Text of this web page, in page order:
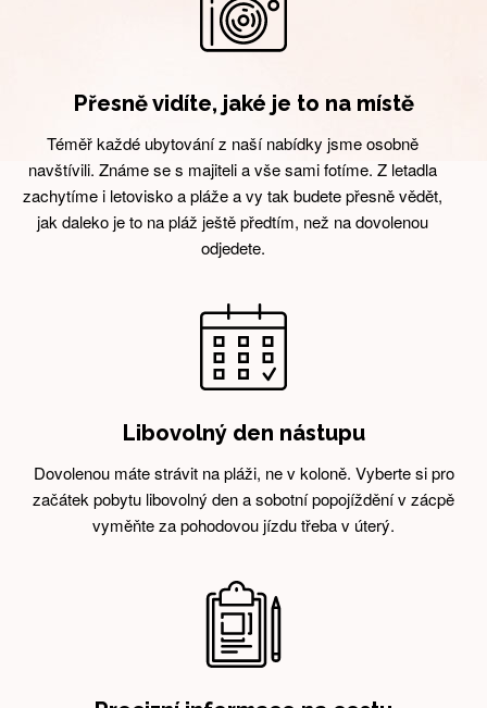
Přesně vidíte, jaké je to na místě
Téměř každé ubytování z naší nabídky jsme osobně
navštívili. Známe se s majiteli a vše sami fotíme. Z letadla
zachytíme i letovisko a pláže a vy tak budete přesně vědět,
jak daleko je to na pláž ještě předtím, než na dovolenou
odjedete.
Libovolný den nástupu
Dovolenou máte strávit na pláži, ne v koloně. Vyberte si pro
začátek pobytu libovolný den a sobotní popojíždění v zácpě
vyměňte za pohodovou jízdu třeba v úterý.